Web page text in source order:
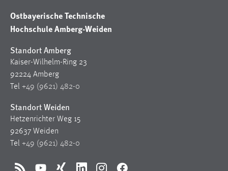
Ostbayerische Technische
Hochschule Amberg-Weiden
Standort Amberg
Kaiser-Wilhelm-Ring 23
92224 Amberg
Tel +49 (9621) 482-0
Standort Weiden
Hetzenrichter Weg 15
92637 Weiden
Tel +49 (9621) 482-0
Website erforderlich.
Login
Name:
fe_user, be_user, be_lastLoginProvider
Dieser Cookie ist notwendig um sich an der Website
einloggen zu können.
Cookie Laufzeit:
24 Stunden